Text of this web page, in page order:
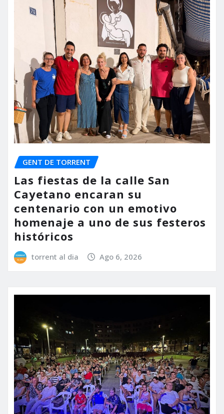
GENT DE TORRENT
Las fiestas de la calle San
Cayetano encaran su
centenario con un emotivo
homenaje a uno de sus festeros
históricos
torrent al dia Ago 6, 2026